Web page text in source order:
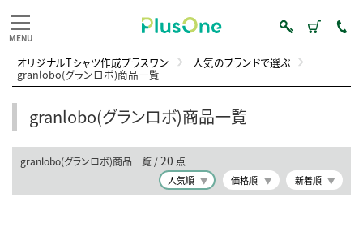
オリジナルTシャツ作成プラスワン 人気のブランドで選ぶ
granlobo(グランロボ)商品一覧
granlobo(グランロボ)商品一覧
granlobo(グランロボ)商品一覧 /20 点
人気順 価格順 新着順